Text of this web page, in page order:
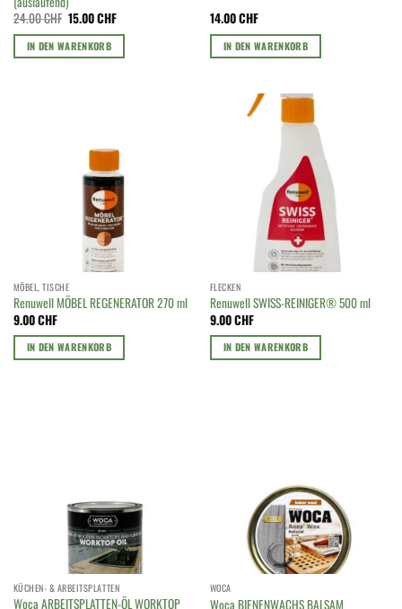
24.00CHF Ursprünglicher
Preis
war:
24.00 CHF
15.00CHFAktueller
ist:
15.00 CHF.
IN DEN WARENKORB
14.00CHF
IN DEN WARENKORB
MÖBEL, TISCHE
Renuwell MÖBEL REGENERATOR 270 ml
9.00CHF
IN DEN WARENKORB
FLECKEN
Renuwell SWISS-REINIGER® 500 ml
9.00CHF
IN DEN WARENKORB
KÜCHEN- & ARBEITSPLATTEN
Woca ARBEITSPLATTEN-ÖL WORKTOP
WOCA
Woca BIENENWACHS BALSAM